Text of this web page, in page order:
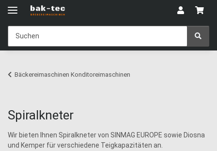
Bäckereimaschinen Konditoreimaschinen
Spiralkneter
Wir bieten Ihnen Spiralkneter von SINMAG EUROPE sowie Diosna
und Kemper für verschiedene Teigkapazitäten an.